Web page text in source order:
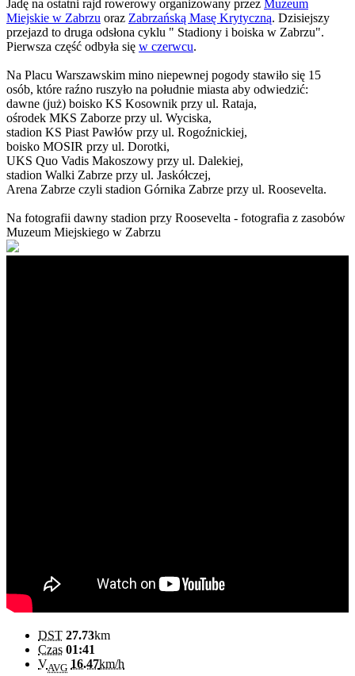
Jadę na ostatni rajd rowerowy organizowany przez Muzeum
Miejskie w Zabrzu oraz Zabrzańską Masę Krytyczną. Dzisiejszy
przejazd to druga odsłona cyklu " Stadiony i boiska w Zabrzu".
Pierwsza część odbyła się w czerwcu.
Na Placu Warszawskim mino niepewnej pogody stawiło się 15
osób, które raźno ruszyło na południe miasta aby odwiedzić:
dawne (już) boisko KS Kosownik przy ul. Rataja,
ośrodek MKS Zaborze przy ul. Wyciska,
stadion KS Piast Pawłów przy ul. Rogoźnickiej,
boisko MOSIR przy ul. Dorotki,
UKS Quo Vadis Makoszowy przy ul. Dalekiej,
stadion Walki Zabrze przy ul. Jaskółczej,
Arena Zabrze czyli stadion Górnika Zabrze przy ul. Roosevelta.
Na fotografii dawny stadion przy Roosevelta - fotografia z zasobów
Muzeum Miejskiego w Zabrzu
DST 27.73km
Czas 01:41
VAVG 16.47km/h